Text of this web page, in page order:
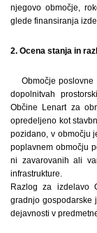
njegovo območje,
glede finansiranja
2. Ocena stanja in
Območje
dopolnitvah
Občine Lenart za
opredeljeno kot
pozidano, v območju
poplavnem območju
ni zavarovanih ali
infrastrukture.
Razlog za izdelavo
gradnjo gospodarske
dejavnosti v